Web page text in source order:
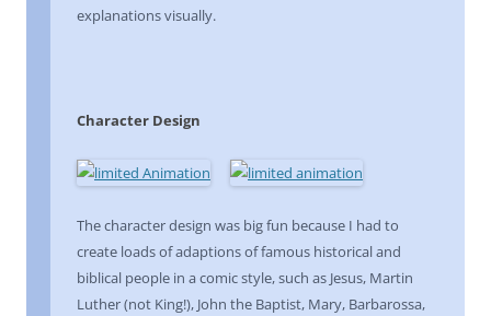
explanations visually.
Character Design
The character design was big fun because I had to
create loads of adaptions of famous historical and
biblical people in a comic style, such as Jesus, Martin
Luther (not King!), John the Baptist, Mary, Barbarossa,